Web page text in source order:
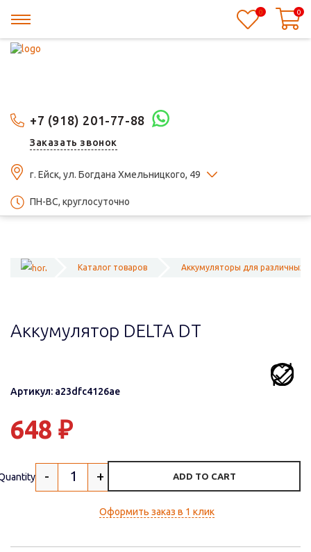
+7 (918) 201-77-88
Заказать звонок
г. Ейск, ул. Богдана Хмельницкого, 49
ПН-ВС, круглосуточно
0 0
Каталог товаров Аккумуляторы для различных
Аккумулятор DELTA DT
Артикул: a23dfc4126ae
648 ₽
- + ADD TO CART
Оформить заказ в 1 клик